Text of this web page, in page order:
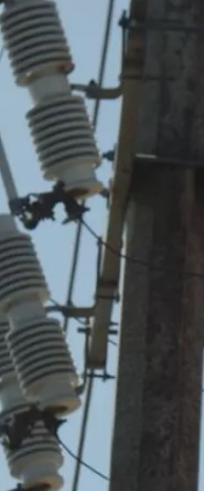
Polymer Fuse Cutout, Drop out Fuses 12 Kv 300A